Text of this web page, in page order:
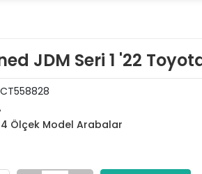
JDM Seri 1 '22
Ölçek Model Arabalar